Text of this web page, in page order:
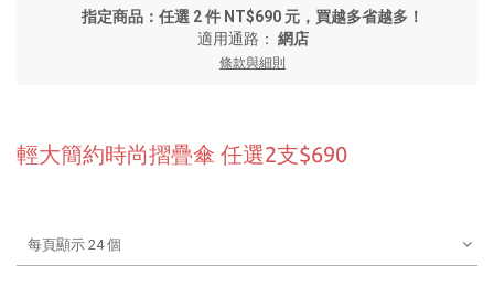
指定商品：任選 2 件 NT$690 元，買越多省越多！
適用通路： 網店
條款與細則
輕大簡約時尚摺疊傘 任選2支$690
每頁顯示 24 個